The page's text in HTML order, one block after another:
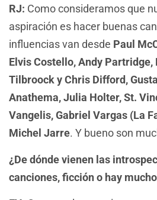
RJ: Como consideramos que
aspiración es hacer buenas
influencias van desde Paul
Elvis Costello, Andy Partridge,
Tilbroock y Chris Difford,
Anathema, Julia Holter, St.
Vangelis, Gabriel Vargas (La
Michel Jarre. Y bueno son
¿De dónde vienen las
canciones, ficción o hay